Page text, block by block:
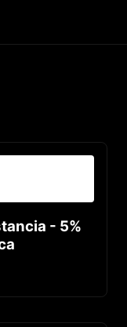
- 5%